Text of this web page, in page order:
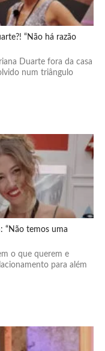
“Não há razão
Duarte fora da casa
num triângulo
“Não temos uma
o que querem e
para além